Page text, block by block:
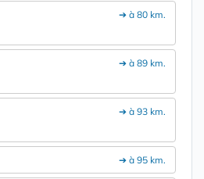
➔ à 80 km.
➔ à 89 km.
➔ à 93 km.
➔ à 95 km.